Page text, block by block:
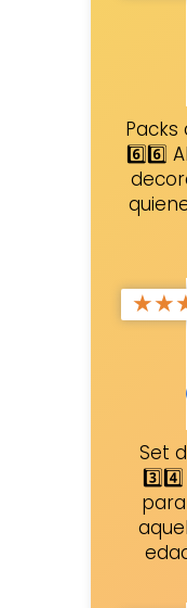
6️⃣6️⃣
★★
Set